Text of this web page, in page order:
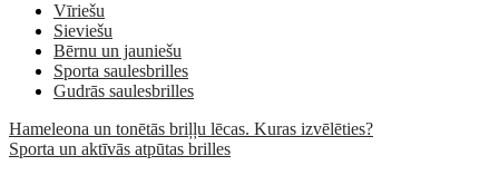
Vīriešu
Sieviešu
Bērnu un jauniešu
Sporta saulesbrilles
Gudrās saulesbrilles
Hameleona un tonētās briļļu lēcas. Kuras izvēlēties?
Sporta un aktīvās atpūtas brilles